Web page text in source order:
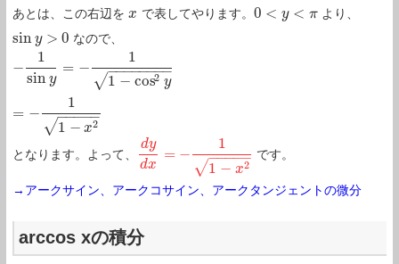
あとは、この右辺を x
x で表してやります。 0 < y < π
0<y< π より、
siny > 0
siny>0 なので、
−
1
siny
= −
1
1 − cos2 y
− −
−−−−−−
√
= −
1
1 − x2
− −
−−−
√
−1siny= 11 −cos2y=−11−x2
となります。よって、
dy
dx
= −
1
1 − x2
− −
−−−
√
dyd =− 11−x2 です。
→アークサイン、アークコサイン、アークタンジェントの微分
arccos xの積分